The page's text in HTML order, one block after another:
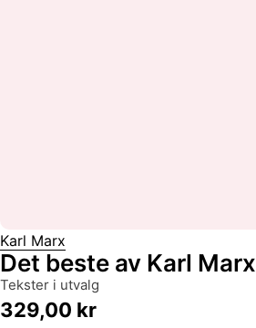
Karl Marx
Det beste av Karl Marx
tekster i utvalg
329,00 kr